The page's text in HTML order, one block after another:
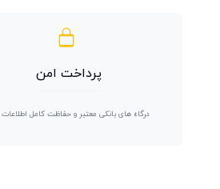
پرداخت امن
درگاه های بانکی معتبر و حفاظت کامل